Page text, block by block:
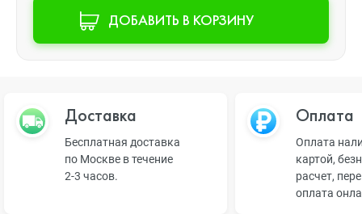
ДОБАВИТЬ В КОРЗИНУ
Доставка
Бесплатная доставка
по Москве в течение
2-3 часов.
Оплата
Оплата
картой,
расчет,
оплата